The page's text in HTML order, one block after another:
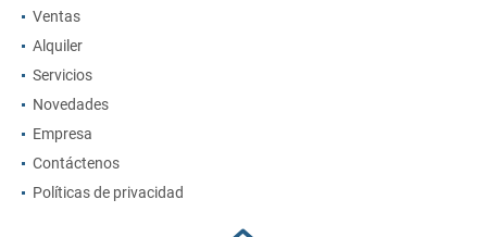
Inicio
Ventas
Alquiler
Servicios
Novedades
Empresa
Contáctenos